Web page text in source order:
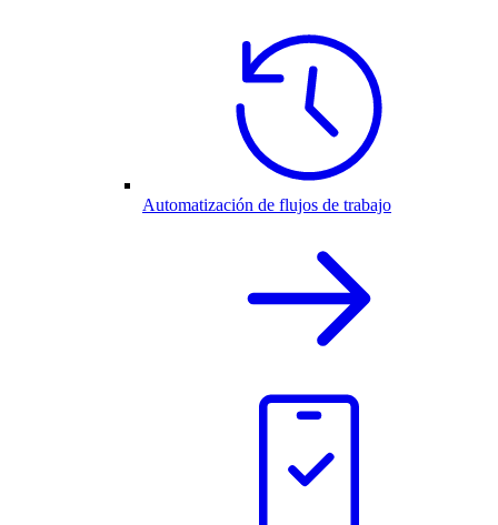
Automatización de flujos de trabajo